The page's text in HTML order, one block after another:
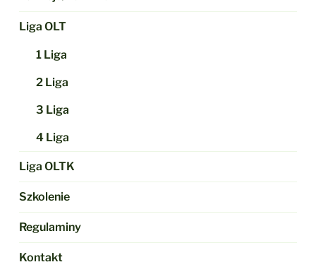
Liga OLT
1 Liga
2 Liga
3 Liga
4 Liga
Liga OLTK
Szkolenie
Regulaminy
Kontakt